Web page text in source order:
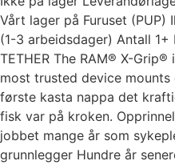
Vårt lager på Furuset (PUP)
(1-3 arbeidsdager) Antall 1+
TETHER The RAM® X-
most trusted device
første kasta nappa det
fisk var på kroken.
jobbet mange år som
grunnlegger Hundre år